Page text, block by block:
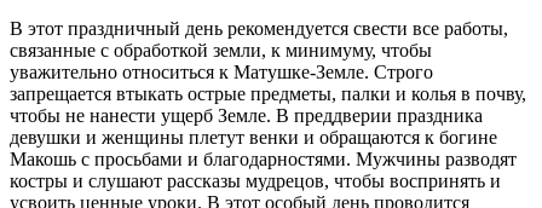
В этот праздничный день рекомендуется свести все работы,
связанные с обработкой земли, к минимуму, чтобы
уважительно относиться к Матушке-Земле. Строго
запрещается втыкать острые предметы, палки и колья в почву,
чтобы не нанести ущерб Земле. В преддверии праздника
девушки и женщины плетут венки и обращаются к богине
Макошь с просьбами и благодарностями. Мужчины разводят
костры и слушают рассказы мудрецов, чтобы воспринять и
усвоить ценные уроки. В этот особый день проводится